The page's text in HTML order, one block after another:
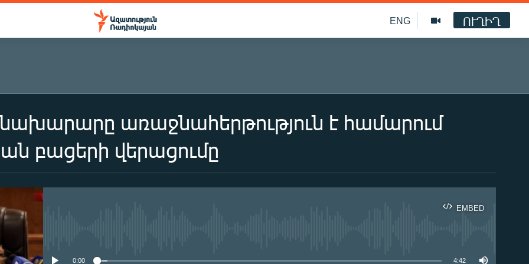
ENG ՈՒՂԻՂ
նախարարը առաջնահերթություն է համարում
բացերի վերացումը
EMBED
0:00 4:42